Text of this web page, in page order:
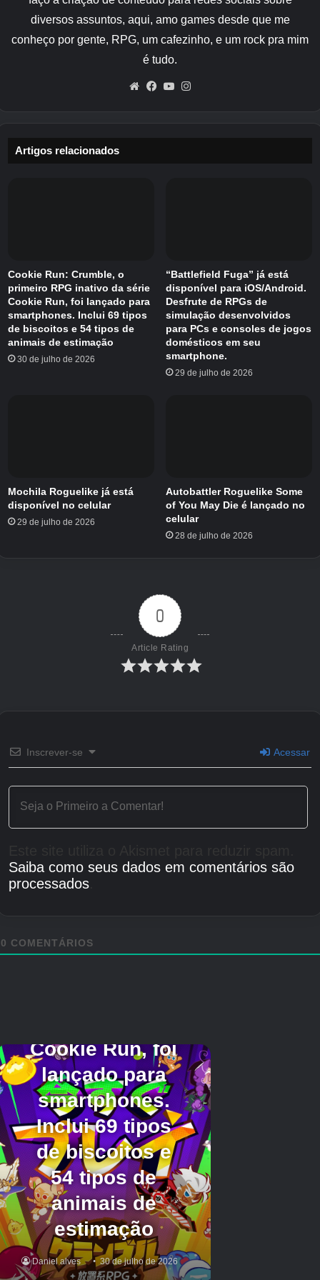
original completa está abrindo. Além disso, o
evento está previsto para ser inaugurado em
Prólogo da história principal
também é distribuído.
comemoração do 1º aniversário da
Créditos Autor
diversos assuntos, aqui, amo games desde que me
conheço por gente, RPG, um cafezinho, e um rock pra mim
é tudo.
WebsiteFacebook
YouTube
Artigos relacionados
Cookie Run: Crumble, o
primeiro RPG inativo da série
Cookie Run, foi lançado para
smartphones. Inclui 69 tipos
de biscoitos e 54 tipos de
animais de estimação
30 de julho de 2026
“Battlefield Fuga” já está
disponível para iOS/Android.
Desfrute de RPGs de
simulação desenvolvidos
para PCs e consoles de jogos
domésticos em seu
smartphone.
29 de julho de 2026
Mochila Roguelike já está
disponível no celular
29 de julho de 2026
Autobattler Roguelike Some
of You May Die é lançado no
celular
28 de julho de 2026
0
Article Rating
Inscrever-se Acessar
Saiba como seus dados em comentários são
processados.
0 COMENTÁRIOS